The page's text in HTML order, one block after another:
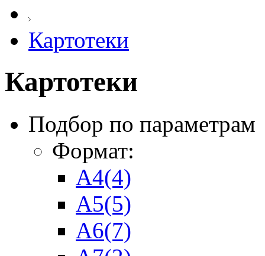
Картотеки
Картотеки
Подбор по параметрам
Формат:
А4(4)
А5(5)
А6(7)